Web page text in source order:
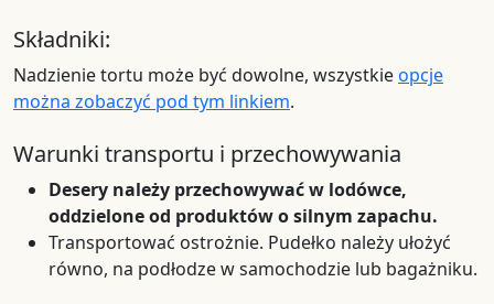
Składniki:
Nadzienie tortu może być dowolne, wszystkieopcje
można zobaczyć pod tym linkiem.
Warunki transportu i przechowywania
Desery należy przechowywać w lodówce,
oddzielone od produktów o silnym zapachu.
Transportować ostrożnie. Pudełko należy ułożyć
równo, na podłodze w samochodzie lub bagażniku.